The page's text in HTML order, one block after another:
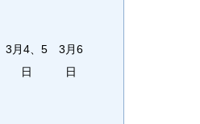
3月4、5
日
3月6
日